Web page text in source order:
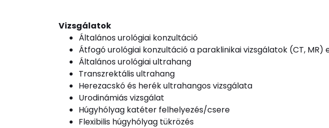
Vizsgálatok
Általános urológiai konzultáció
Átfogó urológiai konzultáció a paraklinikai vizsgálatok (CT,
Általános urológiai ultrahang
Transzrektális ultrahang
Herezacskó és herék ultrahangos vizsgálata
Urodinámiás vizsgálat
Húgyhólyag katéter felhelyezés/csere
Flexibilis húgyhólyag tükrözés